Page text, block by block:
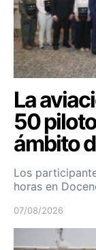
La
50
ámbito
Los
horas en
07/08/2026